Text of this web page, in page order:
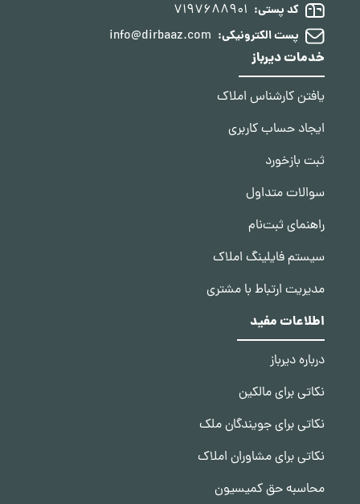
کد پستی: 7197688901
پست الکترونیکی: info@dirbaaz.com
خدمات دیرباز
یافتن کارشناس املاک
ایجاد حساب کاربری
ثبت بازخورد
سوالات متداول
راهنمای ثبت‌نام
سیستم فایلینگ املاک
مدیریت ارتباط با مشتری
اطلاعات مفید
درباره دیرباز
نکاتی برای مالکین
نکاتی برای جویندگان ملک
نکاتی برای مشاوران املاک
محاسبه حق کمیسیون